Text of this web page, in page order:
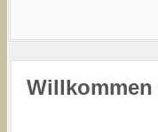
Willkommen